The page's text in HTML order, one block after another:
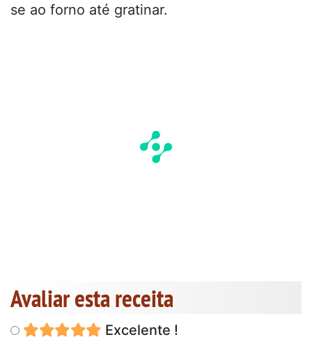
se ao forno até gratinar.
Avaliar esta receita
Excelente !